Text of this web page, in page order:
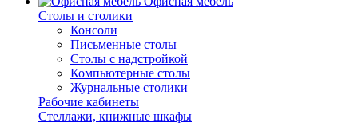
Столы и столики
Консоли
Письменные столы
Столы с надстройкой
Компьютерные столы
Журнальные столики
Рабочие кабинеты
Стеллажи, книжные шкафы